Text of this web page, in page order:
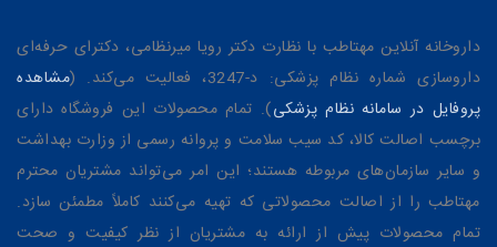
داروخانه آنلاین مهتاطب با نظارت دکتر رویا میرنظامی، دکترای حرفه‌ای
داروسازی شماره نظام پزشکی: د-3247، فعالیت می‌کند. (
مشاهده
پروفایل در سامانه نظام پزشکی). تمام محصولات این فروشگاه دارای
برچسب اصالت کالا، کد سیب سلامت و پروانه رسمی از وزارت بهداشت
و سایر سازمان‌های مربوطه هستند؛ این امر می‌تواند مشتریان محترم
مهتاطب را از اصالت محصولاتی که تهیه می‌کنند کاملاً مطمئن سازد.
تمام محصولات پیش از ارائه به مشتریان از نظر کیفیت و صحت